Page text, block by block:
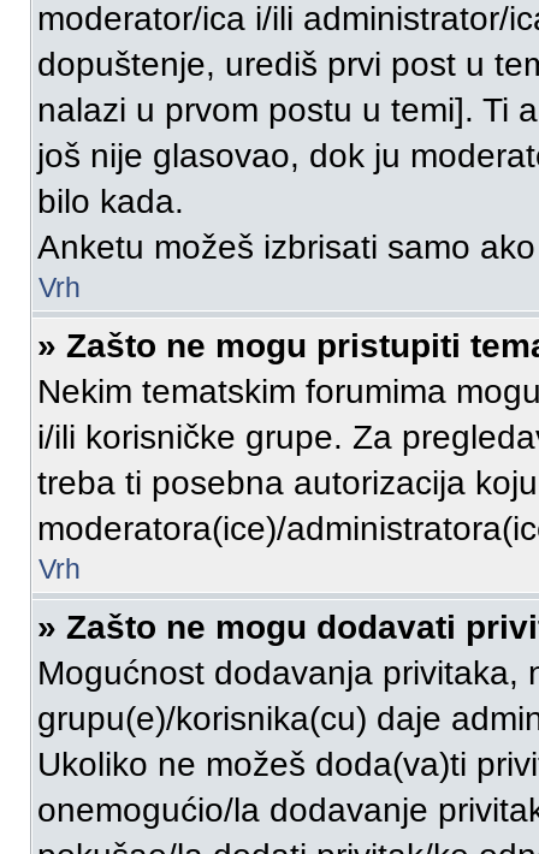
moderator/ica i/ili administrator/
dopuštenje, urediš prvi post u
nalazi u prvom postu u temi]. Ti
još nije glasovao, dok ju
bilo kada.
Anketu možeš izbrisati samo
Vrh
» Zašto ne mogu pristupiti
Nekim tematskim forumima
i/ili korisničke grupe. Za
treba ti posebna autorizacija
moderatora(ice)/
Vrh
» Zašto ne mogu dodavati
Mogućnost dodavanja privitaka,
grupu(e)/korisnika(cu) daje
Ukoliko ne možeš doda(va)ti
onemogućio/la dodavanje